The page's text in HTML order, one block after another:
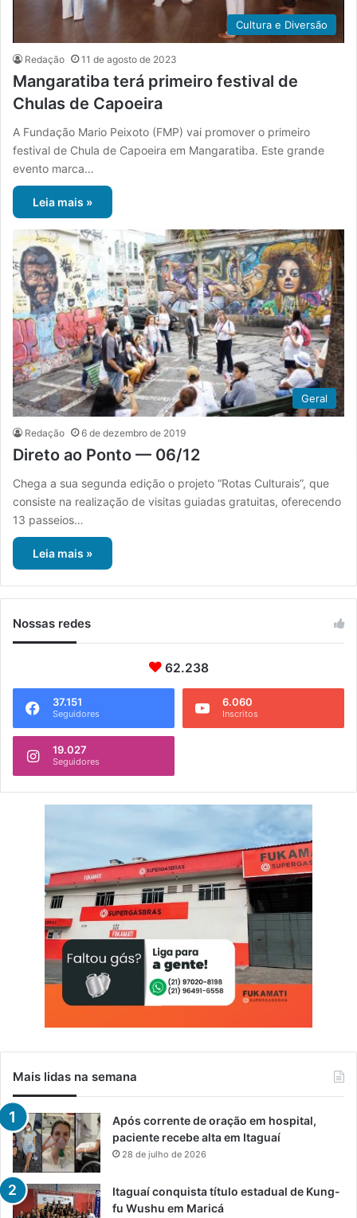
Cultura e Diversão
Redação 11 de agosto de 2023
Mangaratiba terá primeiro festival de
Chulas de Capoeira
A Fundação Mario Peixoto (FMP) vai promover o primeiro
festival de Chula de Capoeira em Mangaratiba. Este grande
evento marca…
Leia mais »
Geral
Redação 6 de dezembro de 2019
Direto ao Ponto — 06/12
Chega a sua segunda edição o projeto “Rotas Culturais”, que
consiste na realização de visitas guiadas gratuitas, oferecendo
13 passeios…
Leia mais »
Nossas redes
62.238
37.151
Seguidores
6.060
Inscritos
19.027
Seguidores
Mais lidas na semana
Após corrente de oração em hospital,
paciente recebe alta em Itaguaí
28 de julho de 2026
Itaguaí conquista título estadual de Kung-
fu Wushu em Maricá